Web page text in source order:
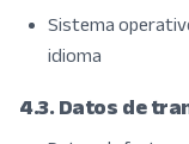
Sistema
idioma
4.3. Datos de